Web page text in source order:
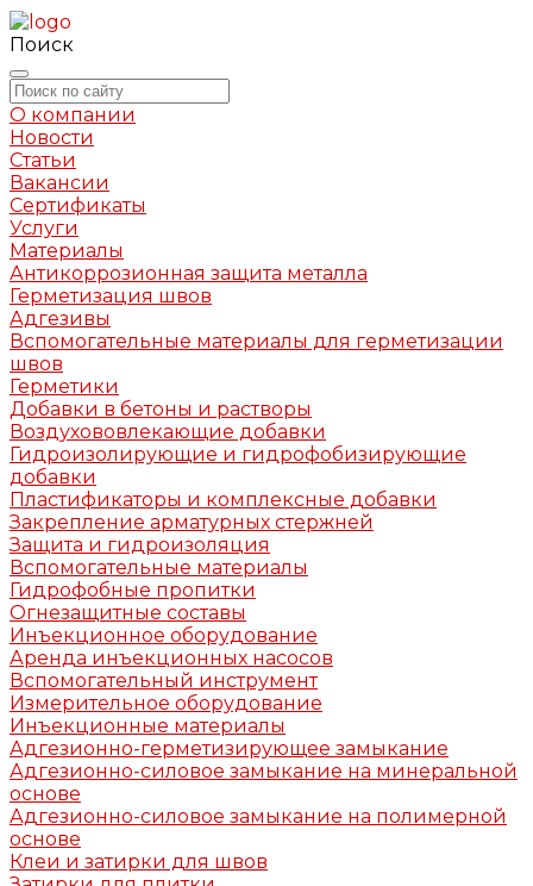
Поиск
О компании
Новости
Статьи
Вакансии
Сертификаты
Услуги
Материалы
Антикоррозионная защита металла
Герметизация швов
Адгезивы
Вспомогательные материалы для герметизации
швов
Герметики
Добавки в бетоны и растворы
Воздухововлекающие добавки
Гидроизолирующие и гидрофобизирующие
добавки
Пластификаторы и комплексные добавки
Закрепление арматурных стержней
Защита и гидроизоляция
Вспомогательные материалы
Гидрофобные пропитки
Огнезащитные составы
Инъекционное оборудование
Аренда инъекционных насосов
Вспомогательный инструмент
Измерительное оборудование
Инъекционные материалы
Адгезионно-герметизирующее замыкание
Адгезионно-силовое замыкание на минеральной
основе
Адгезионно-силовое замыкание на полимерной
основе
Клеи и затирки для швов